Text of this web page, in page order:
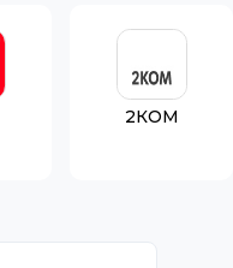
2КОМ